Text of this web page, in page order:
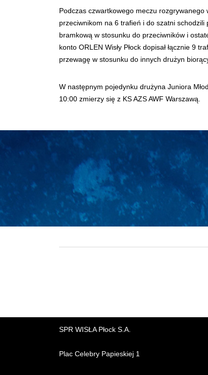
Podczas czwartkowego meczu rozgrywanego
przeciwnikom na 6 trafień i do szatni
bramkową w stosunku do przeciwników i
konto ORLEN Wisły Płock dopisał łącznie 9
przewagę w stosunku do innych drużyn
W następnym pojedynku drużyna Juniora
10:00 zmierzy się z KS AZS AWF Warszawą.
SPR WISŁA Płock S.A.
Plac Celebry Papieskiej 1